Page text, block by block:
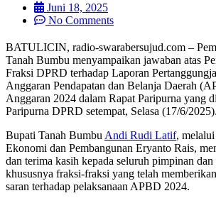
Juni 18, 2025
No Comments
BATULICIN, radio-swarabersujud.com –
Tanah Bumbu menyampaikan jawaban atas
Fraksi DPRD terhadap Laporan
Anggaran Pendapatan dan Belanja Daerah
Anggaran 2024 dalam Rapat Paripurna yang
Paripurna DPRD setempat, Selasa (17/6/2025).
Bupati Tanah Bumbu Andi Rudi Latif,
Ekonomi dan Pembangunan Eryanto Rais,
dan terima kasih kepada seluruh pimpinan
khususnya fraksi-fraksi yang telah
saran terhadap pelaksanaan APBD 2024.